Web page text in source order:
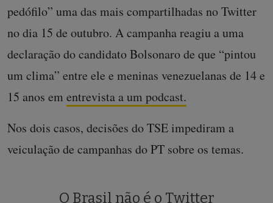
pedófilo” uma das mais compartilhadas no Twitter
no dia 15 de outubro. A campanha reagiu a uma
declaração do candidato Bolsonaro de que “pintou
um clima” entre ele e meninas venezuelanas de 14 e
15 anos em entrevista a um podcast.
Nos dois casos, decisões do TSE impediram a
veiculação de campanhas do PT sobre os temas.
O Brasil não é o Twitter